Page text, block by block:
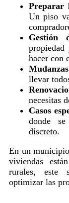
Preparar
Un piso
Gestión
propiedad
hacer con
Mudanzas
llevar
necesitas
Casos
donde
discreto.
En un
viviendas
rurales, este
optimizar las